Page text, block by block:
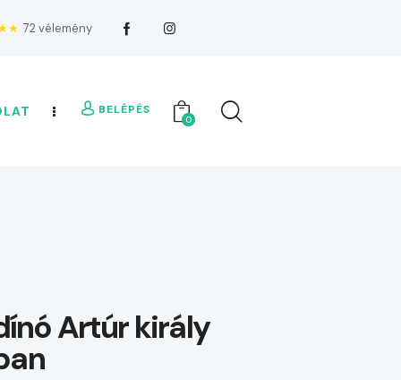
72 vélemény
BELÉPÉS
0
Artúr király